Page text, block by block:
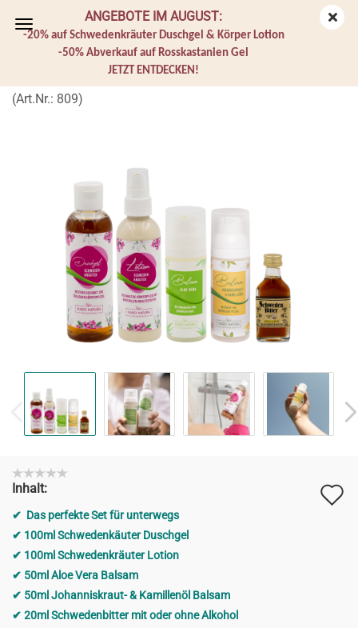
ANGEBOTE IM AUGUST:
-20% auf Schwedenkräuter Duschgel & Körper Lotion
-50% Abverkauf auf Rosskastanien Gel
JETZT ENTDECKEN!
(Art.Nr.: 809)
Inhalt:
Das perfekte Set für unterwegs
100ml Schwedenkäuter Duschgel
100ml Schwedenkräuter Lotion
50ml Aloe Vera Balsam
50ml Johanniskraut- & Kamillenöl Balsam
20ml Schwedenbitter mit oder ohne Alkohol